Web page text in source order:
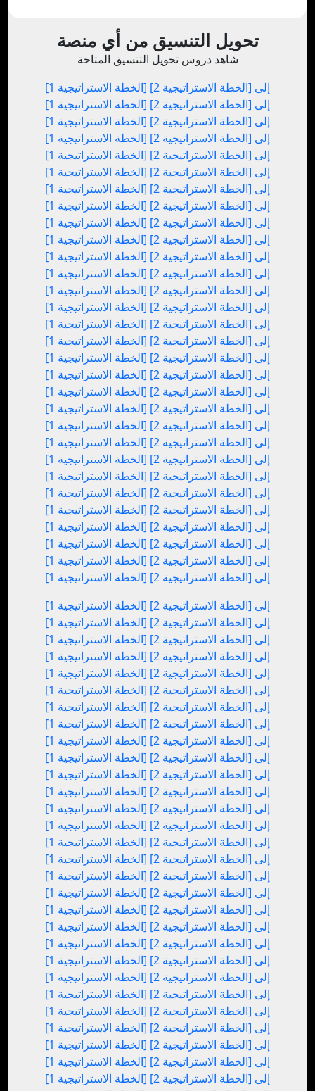
تحويل التنسيق من أي منصة
شاهد دروس تحويل التنسيق المتاحة
[الخطة الاستراتيجية 1] إلى [الخطة الاستراتيجية 2]
[الخطة الاستراتيجية 1] إلى [الخطة الاستراتيجية 2]
[الخطة الاستراتيجية 1] إلى [الخطة الاستراتيجية 2]
[الخطة الاستراتيجية 1] إلى [الخطة الاستراتيجية 2]
[الخطة الاستراتيجية 1] إلى [الخطة الاستراتيجية 2]
[الخطة الاستراتيجية 1] إلى [الخطة الاستراتيجية 2]
[الخطة الاستراتيجية 1] إلى [الخطة الاستراتيجية 2]
[الخطة الاستراتيجية 1] إلى [الخطة الاستراتيجية 2]
[الخطة الاستراتيجية 1] إلى [الخطة الاستراتيجية 2]
[الخطة الاستراتيجية 1] إلى [الخطة الاستراتيجية 2]
[الخطة الاستراتيجية 1] إلى [الخطة الاستراتيجية 2]
[الخطة الاستراتيجية 1] إلى [الخطة الاستراتيجية 2]
[الخطة الاستراتيجية 1] إلى [الخطة الاستراتيجية 2]
[الخطة الاستراتيجية 1] إلى [الخطة الاستراتيجية 2]
[الخطة الاستراتيجية 1] إلى [الخطة الاستراتيجية 2]
[الخطة الاستراتيجية 1] إلى [الخطة الاستراتيجية 2]
[الخطة الاستراتيجية 1] إلى [الخطة الاستراتيجية 2]
[الخطة الاستراتيجية 1] إلى [الخطة الاستراتيجية 2]
[الخطة الاستراتيجية 1] إلى [الخطة الاستراتيجية 2]
[الخطة الاستراتيجية 1] إلى [الخطة الاستراتيجية 2]
[الخطة الاستراتيجية 1] إلى [الخطة الاستراتيجية 2]
[الخطة الاستراتيجية 1] إلى [الخطة الاستراتيجية 2]
[الخطة الاستراتيجية 1] إلى [الخطة الاستراتيجية 2]
[الخطة الاستراتيجية 1] إلى [الخطة الاستراتيجية 2]
[الخطة الاستراتيجية 1] إلى [الخطة الاستراتيجية 2]
[الخطة الاستراتيجية 1] إلى [الخطة الاستراتيجية 2]
[الخطة الاستراتيجية 1] إلى [الخطة الاستراتيجية 2]
[الخطة الاستراتيجية 1] إلى [الخطة الاستراتيجية 2]
[الخطة الاستراتيجية 1] إلى [الخطة الاستراتيجية 2]
[الخطة الاستراتيجية 1] إلى [الخطة الاستراتيجية 2]
[الخطة الاستراتيجية 1] إلى [الخطة الاستراتيجية 2]
[الخطة الاستراتيجية 1] إلى [الخطة الاستراتيجية 2]
[الخطة الاستراتيجية 1] إلى [الخطة الاستراتيجية 2]
[الخطة الاستراتيجية 1] إلى [الخطة الاستراتيجية 2]
[الخطة الاستراتيجية 1] إلى [الخطة الاستراتيجية 2]
[الخطة الاستراتيجية 1] إلى [الخطة الاستراتيجية 2]
[الخطة الاستراتيجية 1] إلى [الخطة الاستراتيجية 2]
[الخطة الاستراتيجية 1] إلى [الخطة الاستراتيجية 2]
[الخطة الاستراتيجية 1] إلى [الخطة الاستراتيجية 2]
[الخطة الاستراتيجية 1] إلى [الخطة الاستراتيجية 2]
[الخطة الاستراتيجية 1] إلى [الخطة الاستراتيجية 2]
[الخطة الاستراتيجية 1] إلى [الخطة الاستراتيجية 2]
[الخطة الاستراتيجية 1] إلى [الخطة الاستراتيجية 2]
[الخطة الاستراتيجية 1] إلى [الخطة الاستراتيجية 2]
[الخطة الاستراتيجية 1] إلى [الخطة الاستراتيجية 2]
[الخطة الاستراتيجية 1] إلى [الخطة الاستراتيجية 2]
[الخطة الاستراتيجية 1] إلى [الخطة الاستراتيجية 2]
[الخطة الاستراتيجية 1] إلى [الخطة الاستراتيجية 2]
[الخطة الاستراتيجية 1] إلى [الخطة الاستراتيجية 2]
[الخطة الاستراتيجية 1] إلى [الخطة الاستراتيجية 2]
[الخطة الاستراتيجية 1] إلى [الخطة الاستراتيجية 2]
[الخطة الاستراتيجية 1] إلى [الخطة الاستراتيجية 2]
[الخطة الاستراتيجية 1] إلى [الخطة الاستراتيجية 2]
[الخطة الاستراتيجية 1] إلى [الخطة الاستراتيجية 2]
[الخطة الاستراتيجية 1] إلى [الخطة الاستراتيجية 2]
[الخطة الاستراتيجية 1] إلى [الخطة الاستراتيجية 2]
[الخطة الاستراتيجية 1] إلى [الخطة الاستراتيجية 2]
[الخطة الاستراتيجية 1] إلى [الخطة الاستراتيجية 2]
[الخطة الاستراتيجية 1] إلى [الخطة الاستراتيجية 2]